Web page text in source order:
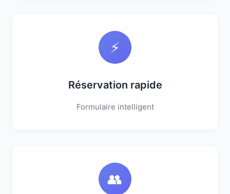
⚡
Réservation rapide
Formulaire intelligent
👥